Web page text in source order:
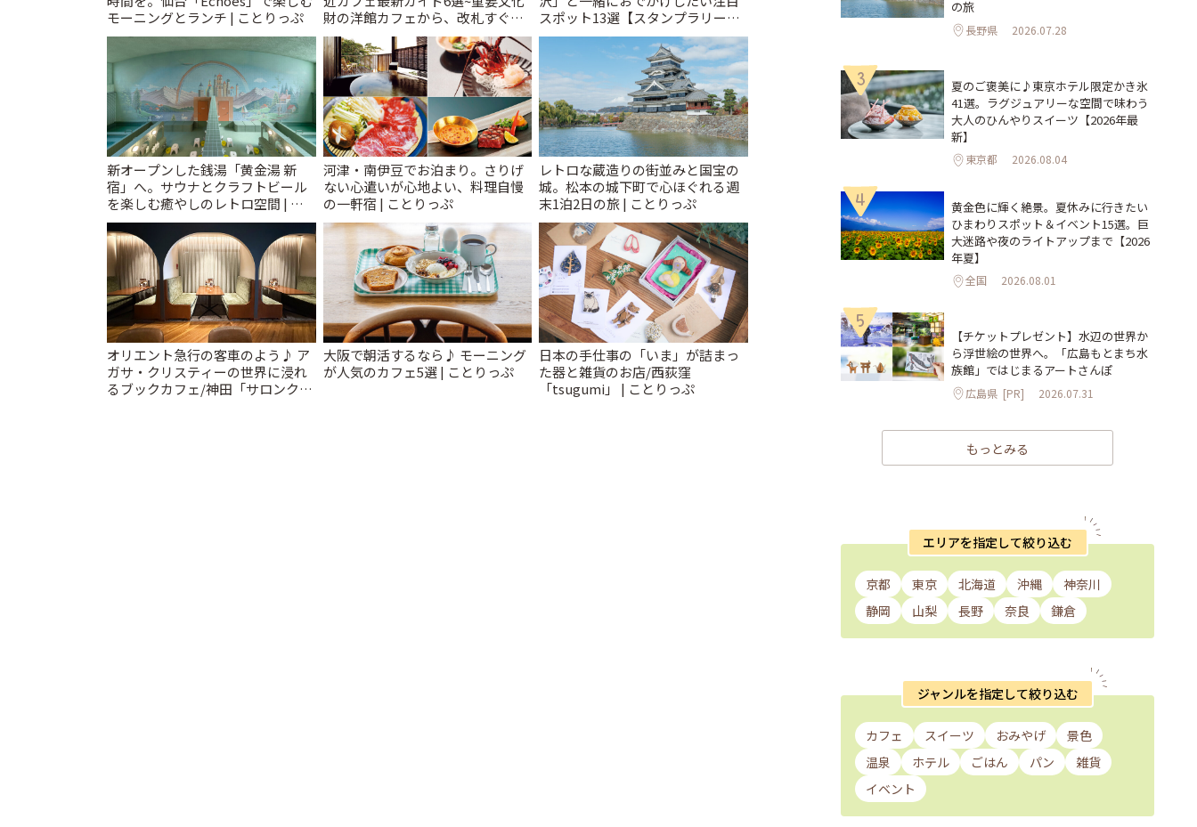
モーニングとランチ | ことりっぷ
財の洋館カフェから、改札すぐの
レトロ喫茶まで~ | ことりっぷ
スポット13選【スタンプラリー開
催中】 | ことりっぷ
新オープンした銭湯「黄金湯 新
宿」へ。サウナとクラフトビール
を楽しむ癒やしのレトロ空間 | こ
とりっぷ
河津・南伊豆でお泊まり。さりげ
ない心遣いが心地よい、料理自慢
の一軒宿 | ことりっぷ
レトロな蔵造りの街並みと国宝の
城。松本の城下町で心ほぐれる週
末1泊2日の旅 | ことりっぷ
オリエント急行の客車のよう♪ ア
ガサ・クリスティーの世界に浸れ
るブックカフェ/神田「サロンクリ
大阪で朝活するなら♪ モーニング
が人気のカフェ5選 | ことりっぷ
日本の手仕事の「いま」が詰まっ
た器と雑貨のお店/西荻窪
「tsugumi」 | ことりっぷ
の旅
長野県 2026.07.28
3
夏のご褒美に♪東京ホテル限定かき氷
41選。ラグジュアリーな空間で味わう
大人のひんやりスイーツ【2026年最
新】
東京都 2026.08.04
4
黄金色に輝く絶景。夏休みに行きたい
ひまわりスポット＆イベント15選。巨
大迷路や夜のライトアップまで【2026
年夏】
全国 2026.08.01
5
【チケットプレゼント】水辺の世界か
ら浮世絵の世界へ。「広島もとまち水
族館」ではじまるアートさんぽ
広島県 [PR] 2026.07.31
もっとみる
エリアを指定して絞り込む
京都 東京 北海道 沖縄
神奈川
静岡
山梨 長野 奈良 鎌倉
ジャンルを指定して絞り込む
カフェ スイーツ おみやげ
景色
温泉
ホテル ごはん パン
雑貨
イベント